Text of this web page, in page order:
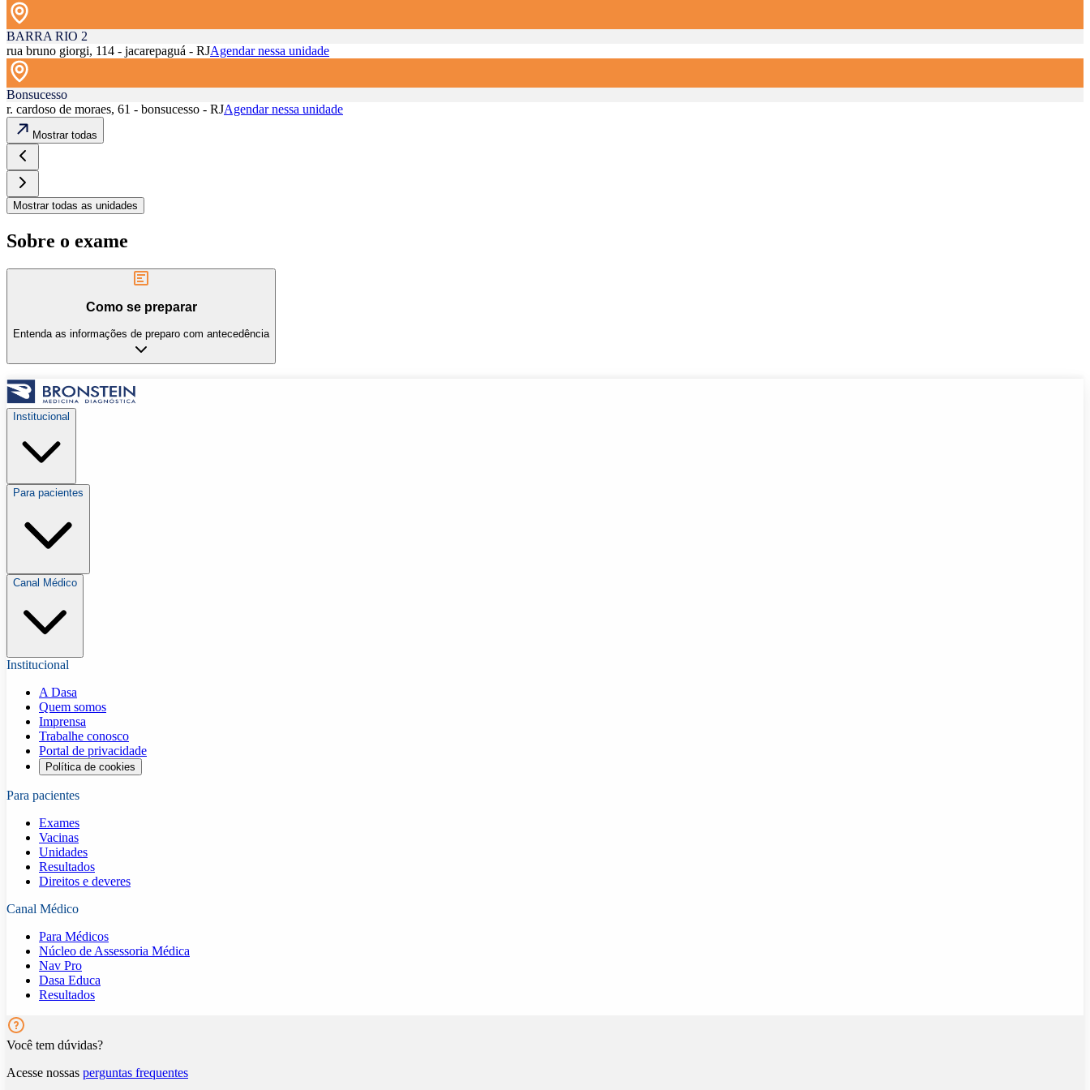
BARRA RIO 2
rua bruno giorgi, 114 - jacarepaguá - RJAgendar nessa unidade
Bonsucesso
r. cardoso de moraes, 61 - bonsucesso - RJAgendar nessa unidade
Mostrar todas
Mostrar todas as unidades
Sobre o exame
Como se preparar
Entenda as informações de preparo com antecedência
Institucional
Para pacientes
Canal Médico
Institucional
A Dasa
Quem somos
Imprensa
Trabalhe conosco
Portal de privacidade
Política de cookies
Para pacientes
Exames
Vacinas
Unidades
Resultados
Direitos e deveres
Canal Médico
Para Médicos
Núcleo de Assessoria Médica
Nav Pro
Dasa Educa
Resultados
Você tem dúvidas?
Acesse nossas perguntas frequentes